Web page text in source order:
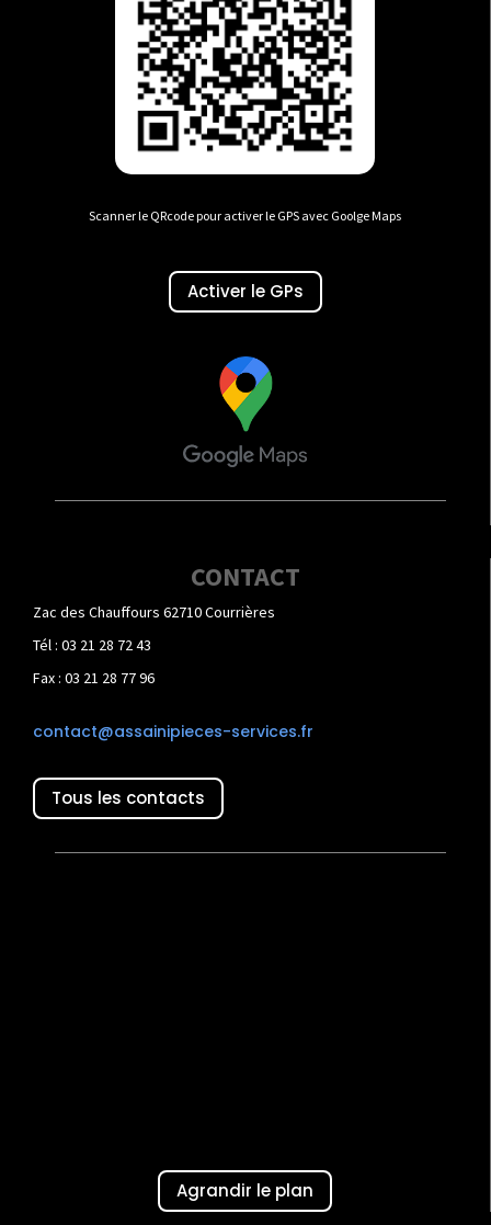
Scanner le QRcode pour activer le GPS avec Goolge Maps
Activer le GPs
CONTACT
Zac des Chauffours 62710 Courrières
Tél : 03 21 28 72 43
Fax : 03 21 28 77 96
contact@assainipieces-services.fr
Tous les contacts
Agrandir le plan